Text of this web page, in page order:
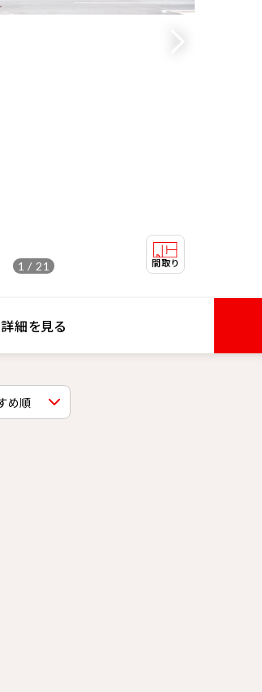
1 / 21
詳細を見る